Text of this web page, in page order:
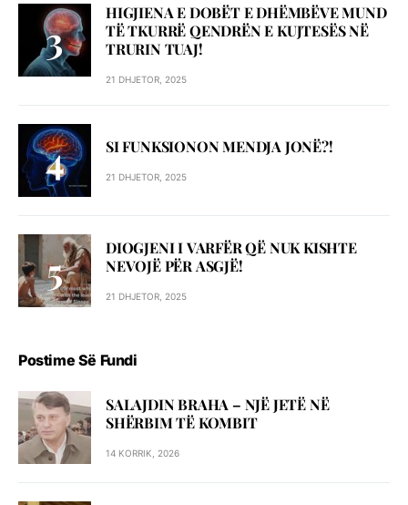
HIGJIENA E DOBËT E DHËMBËVE MUND
TË TKURRË QENDRËN E KUJTESËS NË
TRURIN TUAJ!
21 DHJETOR, 2025
SI FUNKSIONON MENDJA JONË?!
21 DHJETOR, 2025
DIOGJENI I VARFËR QË NUK KISHTE
NEVOJË PËR ASGJË!
21 DHJETOR, 2025
Postime Së Fundi
SALAJDIN BRAHA – NJЁ JETЁ NЁ
SHЁRBIM TЁ KOMBIT
14 KORRIK, 2026